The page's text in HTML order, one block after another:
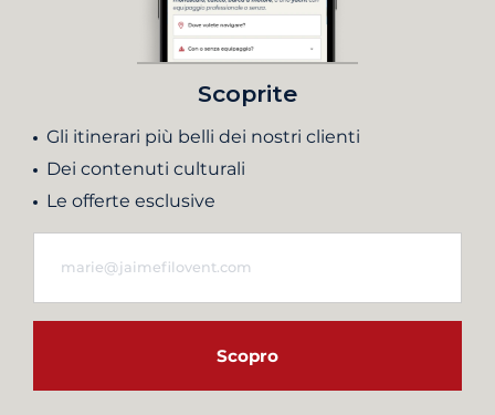
Scoprite
Gli itinerari più belli dei nostri clienti
Dei contenuti culturali
Le offerte esclusive
Scopro